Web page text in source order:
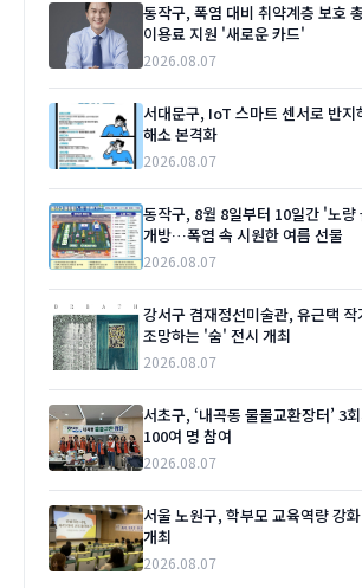
동작구, 폭염 대비 취약계층 보호
이용료 지원 '새로운 카드'
2026.08.07
서대문구, IoT 스마트 센서로 반지
해소 본격화
2026.08.07
동작구, 8월 8일부터 10일간 '노량
개방…폭염 속 시원한 여름 선물
2026.08.07
강서구 겸재정선미술관, 유근택
조망하는 '숨' 전시 개최
2026.08.07
서초구, ‘내곡동 물물교환장터’ 3
100여 명 참여
2026.08.07
서울 노원구, 학부모 교육역량 강
개최
2026.08.07